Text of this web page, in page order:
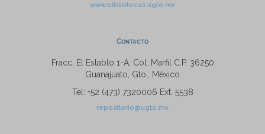
www.bibliotecas.ugto.mx
Contacto
Fracc. El Establo 1-A, Col. Marfil C.P. 36250
Guanajuato, Gto., México
Tel: +52 (473) 7320006 Ext. 5538
repositorio@ugto.mx